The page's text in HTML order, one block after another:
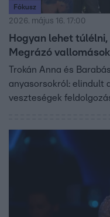
Fókusz
2026. május 16. 17:00
Hogyan lehet
Megrázó
Trokán Anna és
anyasorsokról: elindult
veszteségek